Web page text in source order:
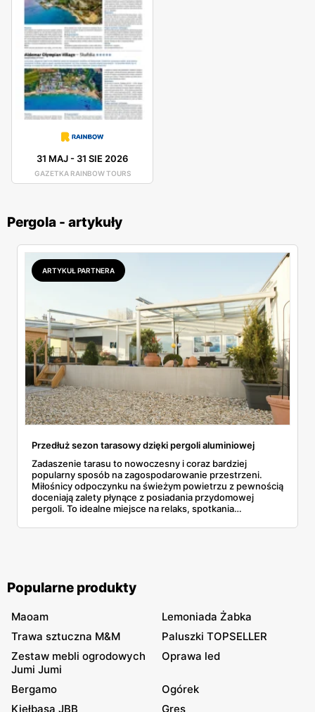
31 MAJ- 31 SIE 2026
GAZETKA RAINBOW TOURS
Pergola - artykuły
ARTYKUŁ PARTNERA
Przedłuż sezon tarasowy dzięki pergoli aluminiowej
Zadaszenie tarasu to nowoczesny i coraz bardziej
popularny sposób na zagospodarowanie przestrzeni.
Miłośnicy odpoczynku na świeżym powietrzu z pewnością
doceniają zalety płynące z posiadania przydomowej
pergoli. To idealne miejsce na relaks, spotkania
innowacyjnym rozwiązaniom i dodatkowym
Popularne produkty
Maoam
Lemoniada Żabka
Trawa sztuczna M&M
Paluszki TOPSELLER
Zestaw mebli ogrodowych
Jumi Jumi
Oprawa led
Bergamo
Ogórek
Kiełbasa JBB
Gres